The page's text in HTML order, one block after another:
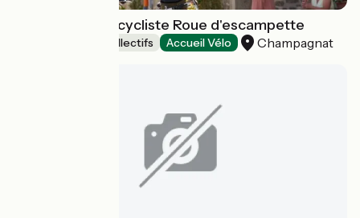
Gîte d'étape et cycliste Roue d'escampette
Hébergements collectifs Accueil Vélo Champagnat